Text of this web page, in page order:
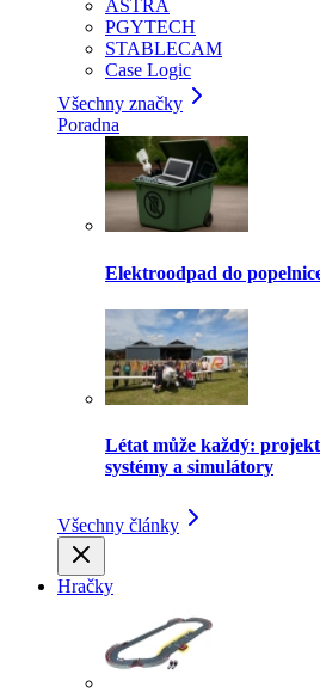
ASTRA
PGYTECH
STABLECAM
Case Logic
Všechny značky
Poradna
Elektroodpad do
Létat může každý:
systémy a simulátory
Všechny články
Hračky